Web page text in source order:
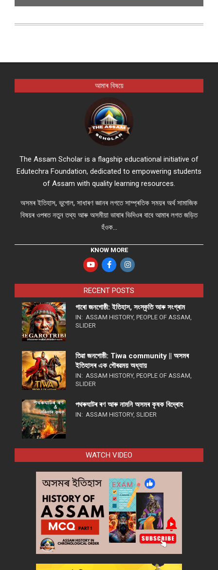
আমাৰ বিষয়ে
The Assam Scholar is a flagship educational initiative of
Edutechra Foundation, dedicated to empowering students
of Assam with quality learning resources.
অসমৰ ইতিহাস, ভুগোল, সাধাৰণ জ্ঞানৰ লগতে সাম্প্ৰতিক সময়ৰ অৰ্থ সামাজিক
বিষয়ৰ ওপৰত নতুন তথ্য আৰু অসমীয়া ভাষাৰ ভিদিওৰ বাবে আমাৰ লগত জড়িত
হঁওক...
KNOW MORE
RECENT POSTS
গাৰো জনগোষ্ঠী: ইতিহাস, সংস্কৃতি আৰু সংগ্ৰাম
IN: ASSAM HISTORY, PEOPLE OF ASSAM
SLIDER
তিৱা জনগোষ্ঠী: Tiwa community || অসমৰ
ইতিহাসৰ এক গৌৰৱময় অধ্যায়
IN: ASSAM HISTORY, PEOPLE OF ASSAM
SLIDER
পথ​ৰুঘাট​ৰ ৰণ আৰু নামনি অসম​ৰ কৃষক বিদ্ৰোহ​
IN: ASSAM HISTORY, SLIDER
WATCH VIDEO